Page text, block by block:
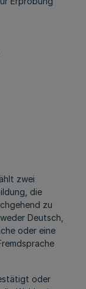
zwei
die
zu
Deutsch,
oder eine
oder